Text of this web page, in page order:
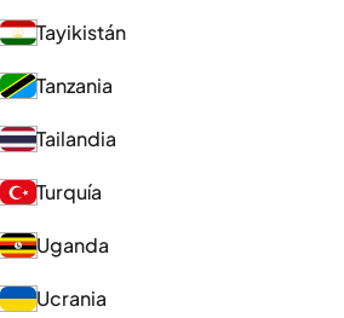
Tayikistán
Tanzania
Tailandia
Turquía
Uganda
Ucrania